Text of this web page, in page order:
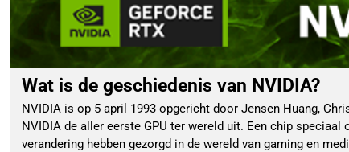
Wat is de geschiedenis van NVIDIA?
NVIDIA is op 5 april 1993 opgericht door Jensen Huang,
NVIDIA de aller eerste GPU ter wereld uit. Een chip
verandering hebben gezorgd in de wereld van gaming en